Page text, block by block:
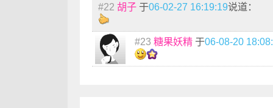
#22 胡子 于06-02-27 16:19:19说道：
#23 糖果妖精 于06-08-20